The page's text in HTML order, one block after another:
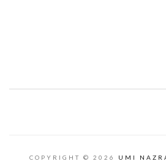
COPYRIGHT © 2026 UMI